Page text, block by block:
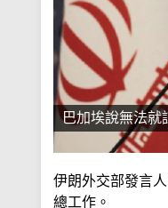
巴加埃說無法就
伊朗外交部發言
總工作。